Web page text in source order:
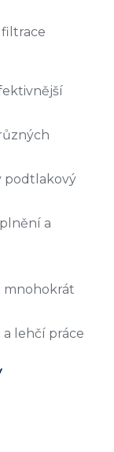
filtrace
podtlakový
a
mnohokrát
lehčí práce